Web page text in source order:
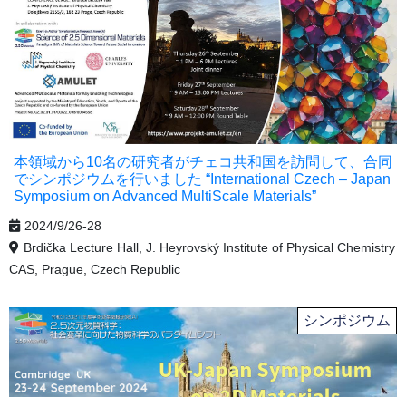
本領域から10名の研究者がチェコ共和国を訪問して、合同
でシンポジウムを行いました “International Czech – Japan
Symposium on Advanced MultiScale Materials”
2024/9/26-28
Brdička Lecture Hall, J. Heyrovský Institute of Physical Chemistry
CAS, Prague, Czech Republic
シンポジウム